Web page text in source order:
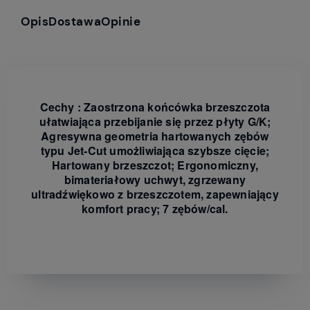
OpisDostawaOpinie
Cechy : Zaostrzona końcówka brzeszczota
ułatwiająca przebijanie się przez płyty G/K;
Agresywna geometria hartowanych zębów
typu Jet-Cut umożliwiająca szybsze cięcie;
Hartowany brzeszczot; Ergonomiczny,
bimateriałowy uchwyt, zgrzewany
ultradźwiękowo z brzeszczotem, zapewniający
komfort pracy; 7 zębów/cal.